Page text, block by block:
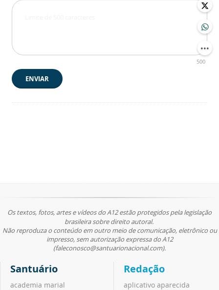
500
ENVIAR
Os textos, fotos, artes e vídeos do A12 estão protegidos pela legislação
brasileira sobre direito autoral.
Não reproduza o conteúdo em outro meio de comunicação, eletrônico ou
impresso, sem autorização expressa do A12
(faleconosco@santuarionacional.com).
Santuário
academia marial
Redação
aplicativo aparecida